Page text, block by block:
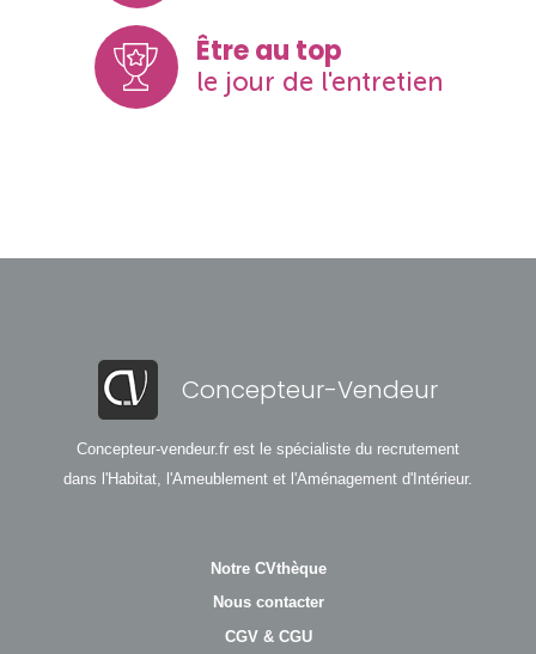
Être au top
le jour de l'entretien
Concepteur-Vendeur
Concepteur-vendeur.fr est le spécialiste du recrutement
dans l'Habitat, l'Ameublement et l'Aménagement d'Intérieur.
Notre CVthèque
Nous contacter
CGV & CGU